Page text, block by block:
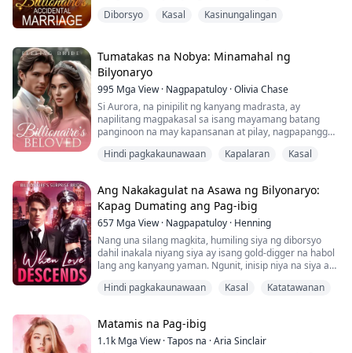
kong pinakasalan ay hindi lamang mabait at maalaga
（Lubos kong inirerekomenda ang isang
nakakabighaning libro na hindi ko mabitawan sa loob
ng tatlo...
Diborsyo Kasal Kasinungalingan
Tumatakas na Nobya: Minamahal ng
Bilyonaryo
995 Mga View· Nagpapatuloy ·Olivia Chase
Si Aurora, na pinipilit ng kanyang madrasta, ay
napilitang magpakasal sa isang mayamang batang
panginoon na may kapansanan at pilay, nagpapanggap
pagmamadaling tumakas mula sa kasal, hindi
iba kundi ang kanyang fiancé, si John! Nagpapanggap
bilang isang ka...
Hindi pagkakaunawaan Kapalaran Kasal
Ang Nakakagulat na Asawa ng Bilyonaryo:
Kapag Dumating ang Pag-ibig
657 Mga View· Nagpapatuloy · Henning
Nang una silang magkita, humiling siya ng diborsyo
dahil inakala niyang siya ay isang gold-digger na habol
lang ang kanyang yaman. Ngunit, inisip niya na siya ay
isang aksidente lamang.
misteryosong naglaho ang lalaki, tila iniiwasan ang
diborsyo.
Hindi pagkakaunawaan Kasal Katatawanan
Matamis na Pag-ibig
1.1k Mga View·Tapos na ·Aria Sinclair